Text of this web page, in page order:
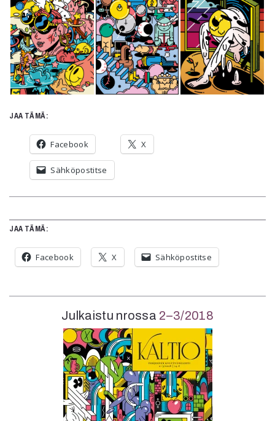
JAA TÄMÄ:
Facebook X
Sähköpostitse
Julkaistu nrossa 2–3/2018
JAA TÄMÄ:
Facebook X Sähköpostitse